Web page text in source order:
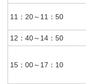
11：20～11：50
12：40～14：50
15：00～17：10